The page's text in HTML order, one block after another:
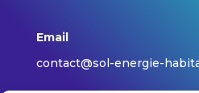
Email
contact@sol-energie-